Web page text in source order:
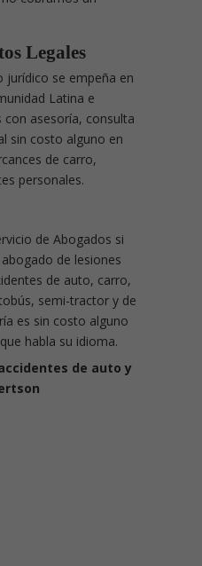
Legales
jurídico se empeña en
Latina e
con asesoría, consulta
sin costo alguno en
de carro,
personales.
de Abogados si
de lesiones
de auto, carro,
semi-tractor y de
es sin costo alguno
habla su idioma.
de auto y